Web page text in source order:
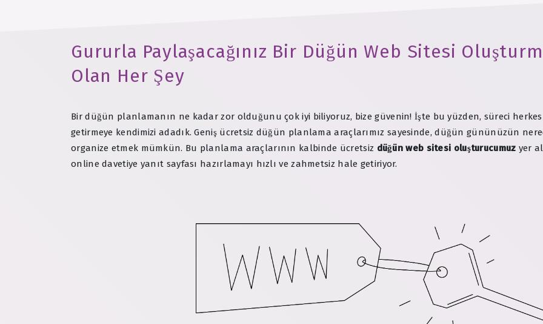
Gururla Paylaşacağınız Bir Düğün Web Sitesi
Olan Her Şey
Bir düğün planlamanın ne kadar zor olduğunu çok iyi biliyoruz, bize güvenin! İşte bu yüzden, süreci
getirmeye kendimizi adadık. Geniş ücretsiz düğün planlama araçlarımız sayesinde, düğün gününüzün
organize etmek mümkün. Bu planlama araçlarının kalbinde ücretsiz düğün web sitesi oluşturucumuz yer
online davetiye yanıt sayfası hazırlamayı hızlı ve zahmetsiz hale getiriyor.